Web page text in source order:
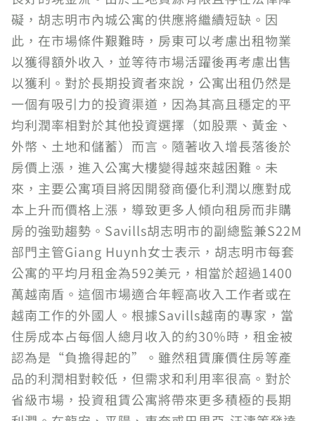
礙，胡志明市內城公寓的供應將繼續短缺。因
此，在市場條件艱難時，房東可以考慮出租物業
以獲得額外收入，並等待市場活躍後再考慮出售
以獲利。對於長期投資者來說，公寓出租仍然是
一個有吸引力的投資渠道，因為其高且穩定的平
均利潤率相對於其他投資選擇（如股票、黃金、
外幣、土地和儲蓄）而言。隨著收入增長落後於
房價上漲，進入公寓大樓變得越來越困難。未
來，主要公寓項目將因開發商優化利潤以應對成
本上升而價格上漲，導致更多人傾向租房而非購
房的強勁趨勢。Savills胡志明市的副總監兼S22M
部門主管Giang Huynh女士表示，胡志明市每套
公寓的平均月租金為592美元，相當於超過1400
萬越南盾。這個市場適合年輕高收入工作者或在
越南工作的外國人。根據Savills越南的專家，當
住房成本占每個人總月收入的約30%時，租金被
認為是“負擔得起的”。雖然租賃廉價住房等產
品的利潤相對較低，但需求和利用率很高。對於
省級市場，投資租賃公寓將帶來更多積極的長期